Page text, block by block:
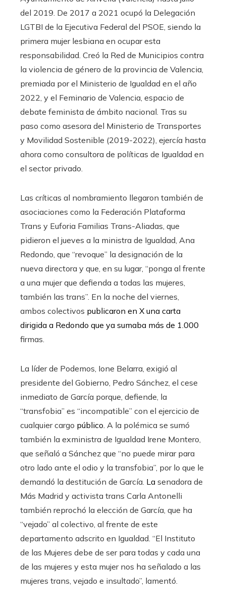
del 2019. De 2017 a 2021 ocupó la Delegación
LGTBI de la Ejecutiva Federal del PSOE, siendo la
primera mujer lesbiana en ocupar esta
responsabilidad. Creó la Red de Municipios contra
la violencia de género de la provincia de Valencia,
premiada por el Ministerio de Igualdad en el año
2022, y el Feminario de Valencia, espacio de
debate feminista de ámbito nacional. Tras su
paso como asesora del Ministerio de Transportes
y Movilidad Sostenible (2019-2022), ejercía hasta
ahora como consultora de políticas de Igualdad en
el sector privado.
Las críticas al nombramiento llegaron también de
asociaciones como la Federación Plataforma
Trans y Euforia Familias Trans-Aliadas, que
pidieron el jueves a la ministra de Igualdad, Ana
Redondo, que “revoque” la designación de la
nueva directora y que, en su lugar, “ponga al frente
a una mujer que defienda a todas las mujeres,
también las trans”. En la noche del viernes,
ambos colectivos publicaron en X una carta
dirigida a Redondo que ya sumaba más de 1.000
firmas.
La líder de Podemos, Ione Belarra, exigió al
presidente del Gobierno, Pedro Sánchez, el cese
inmediato de García porque, defiende, la
“transfobia” es “incompatible” con el ejercicio de
cualquier cargo público. A la polémica se sumó
también la exministra de Igualdad Irene Montero,
que señaló a Sánchez que “no puede mirar para
otro lado ante el odio y la transfobia”, por lo que le
demandó la destitución de García. La senadora de
Más Madrid y activista trans Carla Antonelli
también reprochó la elección de García, que ha
“vejado” al colectivo, al frente de este
departamento adscrito en Igualdad. “El Instituto
de las Mujeres debe de ser para todas y cada una
de las mujeres y esta mujer nos ha señalado a las
mujeres trans, vejado e insultado”, lamentó.